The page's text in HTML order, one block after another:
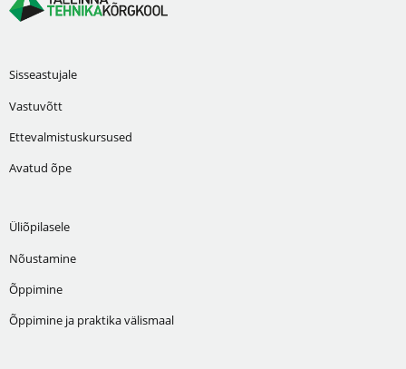
Sisseastujale
Vastuvõtt
Ettevalmistuskursused
Avatud õpe
Üliõpilasele
Nõustamine
Õppimine
Õppimine ja praktika välismaal